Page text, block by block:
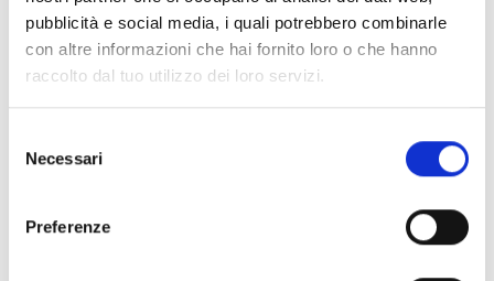
pubblicità e social media, i quali potrebbero combinarle
con altre informazioni che hai fornito loro o che hanno
raccolto dal tuo utilizzo dei loro servizi.
delNecessari
Preferenze